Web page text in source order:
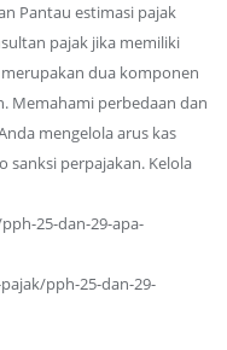
Pantau estimasi pajak
pajak jika memiliki
merupakan dua komponen
Memahami perbedaan dan
mengelola arus kas
sanksi perpajakan. Kelola
25-dan-29-apa-
pph-25-dan-29-